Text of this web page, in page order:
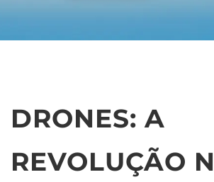
DRONES: A
REVOLUÇÃO